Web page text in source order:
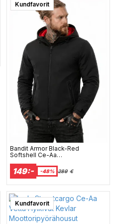
Kundfavorit
Bandit Armor Black-Red
Softshell Ce-Aa
149:- -48% 289 €
Kundfavorit